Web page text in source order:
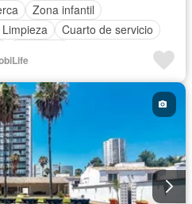
Zona infantil
Cuarto de servicio